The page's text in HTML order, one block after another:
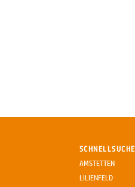
SCHNELLSUCHE
AMSTETTEN
LILIENFELD